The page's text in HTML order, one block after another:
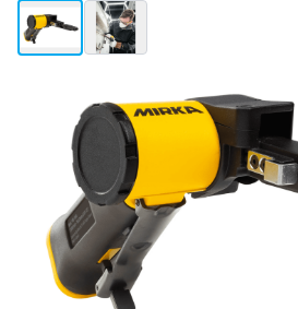
View larger imageView larger image
€ 296,72
In
Voor 23:59 uur besteld,
Gratis bezorgd